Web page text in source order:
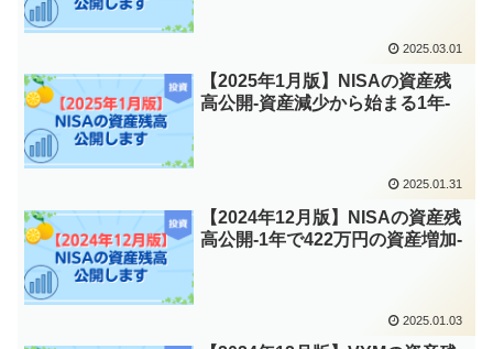
2025.03.01
【2025年1月版】NISAの資産残
高公開-資産減少から始まる1年-
2025.01.31
【2024年12月版】NISAの資産残
高公開-1年で422万円の資産増加-
2025.01.03